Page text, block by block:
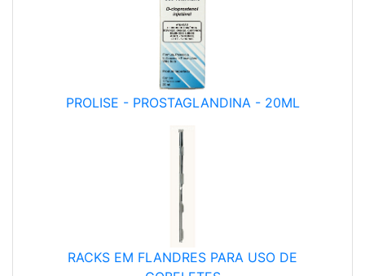
PROLISE - PROSTAGLANDINA - 20ML
RACKS EM FLANDRES PARA USO DE